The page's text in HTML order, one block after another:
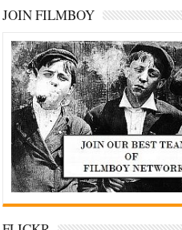
JOIN FILMBOY